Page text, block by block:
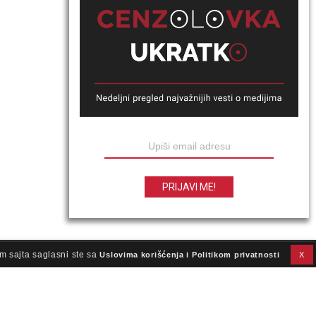
sajta saglasni ste saUslovima korišćenja i Politikom privatnosti X